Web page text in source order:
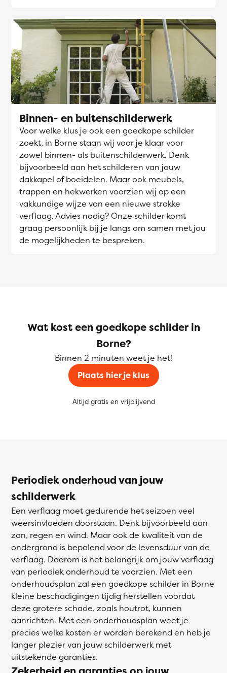
Binnen- en buitenschilderwerk
Voor welke klus je ook een goedkope schilder
zoekt, in Borne staan wij voor je klaar voor
zowel binnen- als buitenschilderwerk. Denk
bijvoorbeeld aan het schilderen van jouw
dakkapel of boeidelen. Maar ook meubels,
trappen en hekwerken voorzien wij op een
vakkundige wijze van een nieuwe strakke
verflaag. Advies nodig? Onze schilder komt
graag persoonlijk bij je langs om samen met jou
de mogelijkheden te bespreken.
Wat kost een goedkope schilder in
Borne?
Binnen 2 minuten weet je het!
Plaats hier je klus
Altijd gratis en vrijblijvend
Periodiek onderhoud van jouw
schilderwerk
Een verflaag moet gedurende het seizoen veel
weersinvloeden doorstaan. Denk bijvoorbeeld aan
zon, regen en wind. Maar ook de kwaliteit van de
ondergrond is bepalend voor de levensduur van de
verflaag. Daarom is het belangrijk om jouw verflaag
van periodiek onderhoud te voorzien. Met een
onderhoudsplan zal een goedkope schilder in Borne
kleine beschadigingen tijdig herstellen voordat
deze grotere schade, zoals houtrot, kunnen
aanrichten. Met een onderhoudsplan weet je
precies welke kosten er worden berekend en heb je
langer plezier van jouw schilderwerk met
uitstekende garanties.